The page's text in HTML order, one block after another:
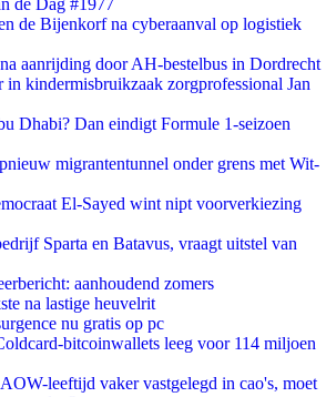
de Dag #1977
de Bijenkorf na cyberaanval op logistiek
aanrijding door AH-bestelbus in Dordrecht
kindermisbruikzaak zorgprofessional Jan
Dhabi? Dan eindigt Formule 1-seizoen
migrantentunnel onder grens met Wit-
El-Sayed wint nipt voorverkiezing
Sparta en Batavus, vraagt uitstel van
aanhoudend zomers
na lastige heuvelrit
nu gratis op pc
bitcoinwallets leeg voor 114 miljoen
leeftijd vaker vastgelegd in cao's, moet